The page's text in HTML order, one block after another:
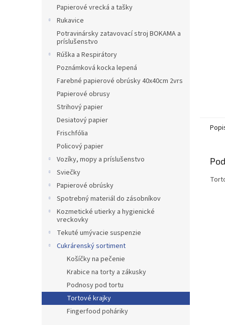
Papierové vrecká a tašky
Rukavice
Potravinársky zatavovací stroj BOKAMA a
príslušenstvo
Rúška a Respirátory
Poznámková kocka lepená
Farebné papierové obrúsky 40x40cm 2vrs
Papierové obrusy
Strihový papier
Desiatový papier
Frischfólia
Policový papier
Vozíky, mopy a príslušenstvo
Sviečky
Papierové obrúsky
Spotrebný materiál do zásobníkov
Kozmetické utierky a hygienické
vreckovky
Tekuté umývacie suspenzie
Cukrárenský sortiment
Košíčky na pečenie
Krabice na torty a zákusky
Podnosy pod tortu
Tortové krajky
Fingerfood poháriky